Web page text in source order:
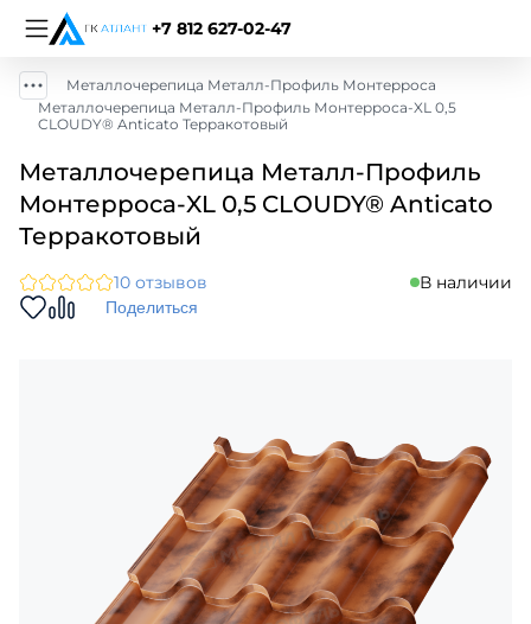
+7 812 627-02-47
Металлочерепица Металл-Профиль Монтерроса
Металлочерепица Металл-Профиль Монтерроса-XL 0,5
CLOUDY® Anticato Терракотовый
Металлочерепица Металл-Профиль
Монтерроса-XL 0,5 CLOUDY® Anticato
Терракотовый
10 отзывов В наличии
Поделиться